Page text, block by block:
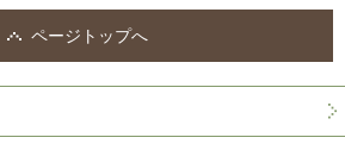
ページトップへ